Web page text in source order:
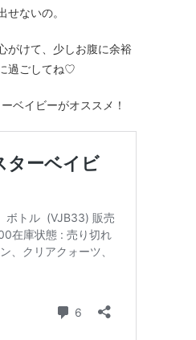
せないの。
がけて、少しお腹に余裕
過ごしてね♡
ベイビーがオススメ！